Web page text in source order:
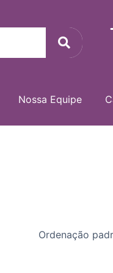
Search
Nossa Equipe